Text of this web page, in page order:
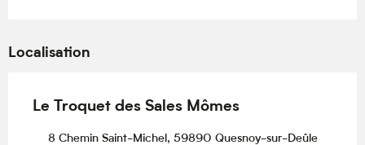
Localisation
Le Troquet des Sales Mômes
8 Chemin Saint-Michel, 59890 Quesnoy-sur-Deûle